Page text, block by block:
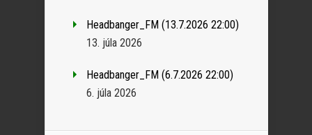
Headbanger_FM (13.7.2026 22:00)
13. júla 2026
Headbanger_FM (6.7.2026 22:00)
6. júla 2026